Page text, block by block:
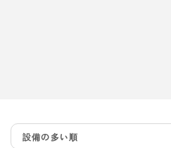
設備の多い順